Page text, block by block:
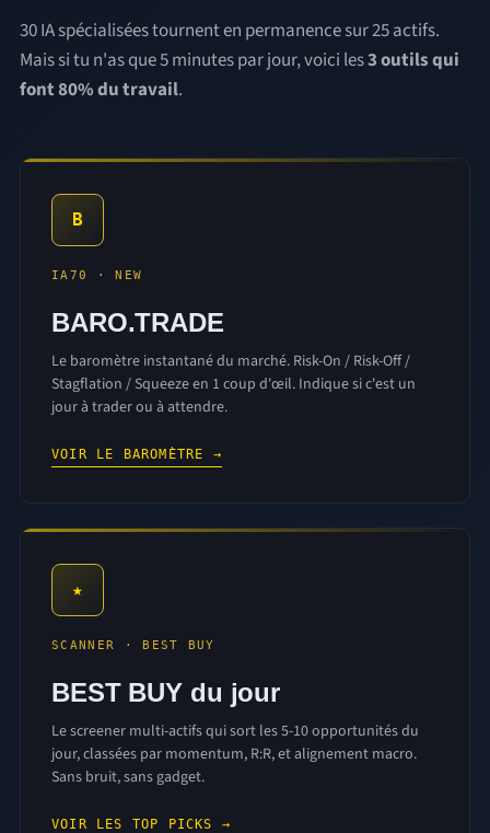
30 IA spécialisées tournent en permanence sur 25 actifs.
Mais si tu n'as que 5 minutes par jour, voici les3 outils qui
font 80% du travail.
B
IA70 · NEW
BARO.TRADE
Le baromètre instantané du marché. Risk-On / Risk-Off /
Stagflation / Squeeze en 1 coup d'œil. Indique si c'est un
jour à trader ou à attendre.
VOIR LE BAROMÈTRE →
★
SCANNER · BEST BUY
BEST BUY du jour
Le screener multi-actifs qui sort les 5-10 opportunités du
jour, classées par momentum, R:R, et alignement macro.
Sans bruit, sans gadget.
VOIR LES TOP PICKS →